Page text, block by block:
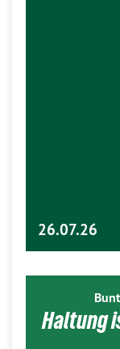
26.07.26
Haltung